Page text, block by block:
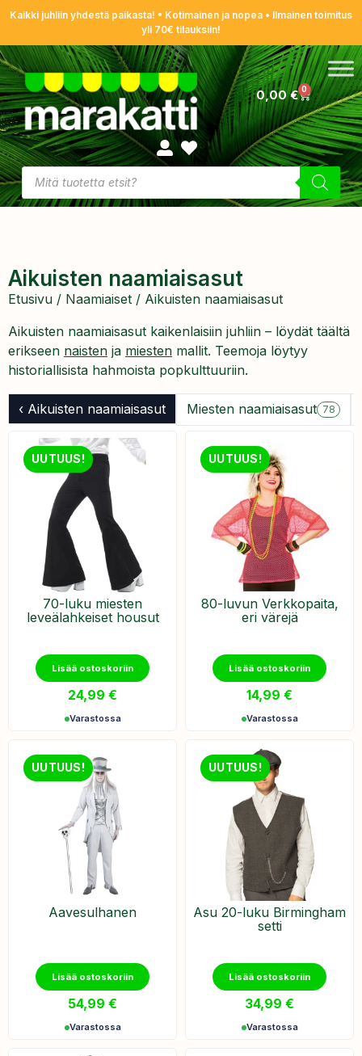
Kaikki juhliin yhdestä paikasta! • Kotimainen ja nopea • Ilmainen toimitus
yli 70€ tilauksiin!
0,00€ 0
Aikuisten naamiaisasut
Etusivu / Naamiaiset / Aikuisten naamiaisasut
Aikuisten naamiaisasut kaikenlaisiin juhliin – löydät täältä
erikseen naisten ja miesten mallit. Teemoja löytyy
historiallisista hahmoista popkulttuuriin.
‹ Aikuisten naamiaisasut Miesten naamiaisasut 78
UUTUUS!
70-luku miesten
leveälahkeiset housut
Lisää ostoskoriin
24,99 €
Varastossa
UUTUUS!
​80-luvun Verkkopaita,
eri värejä
Lisää ostoskoriin
14,99 €
Varastossa
UUTUUS!
Aavesulhanen
Lisää ostoskoriin
54,99 €
Varastossa
UUTUUS!
Asu 20-luku Birmingham
setti
Lisää ostoskoriin
34,99 €
Varastossa